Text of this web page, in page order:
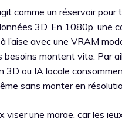
comme un réservoir pour
3D. En 1080p, une
l’aise avec une VRAM
besoins montent vite. Par
3D ou IA locale
sans monter en
viser une marge, car les